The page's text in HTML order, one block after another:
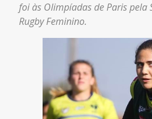
foi às Olimpíadas de Paris pela
Rugby Feminino.